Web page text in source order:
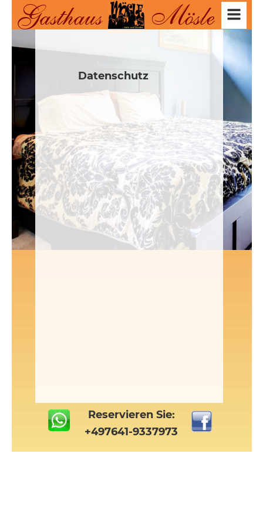
Gasthaus        Mösle
Datenschutz
Reservieren Sie:
+497641-9337973